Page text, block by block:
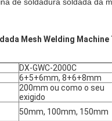
Mesh Welding
DX-GWC-2000C
6+5+6mm, 8+6+8mm
200mm ou como o seu
exigido
50mm, 100mm, 150mm